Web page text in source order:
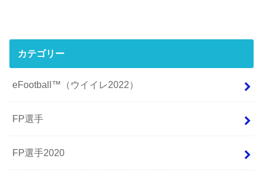
カテゴリー
eFootball™（ウイイレ2022）
FP選手
FP選手2020